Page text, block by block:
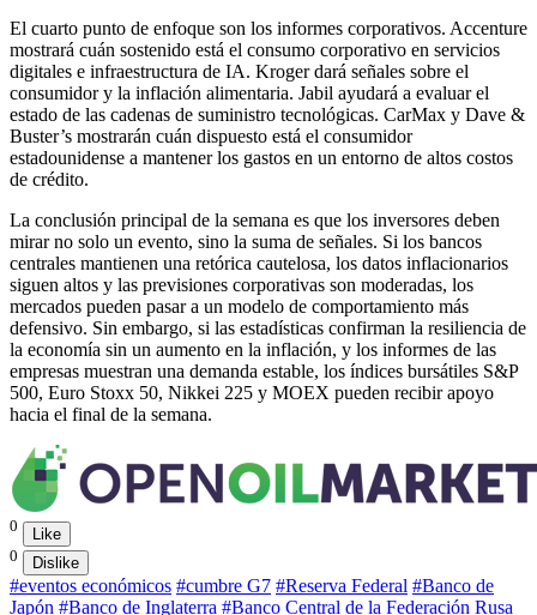
El cuarto punto de enfoque son los informes corporativos. Accenture
mostrará cuán sostenido está el consumo corporativo en servicios
digitales e infraestructura de IA. Kroger dará señales sobre el
consumidor y la inflación alimentaria. Jabil ayudará a evaluar el
estado de las cadenas de suministro tecnológicas. CarMax y Dave &
Buster’s mostrarán cuán dispuesto está el consumidor
estadounidense a mantener los gastos en un entorno de altos costos
de crédito.
La conclusión principal de la semana es que los inversores deben
mirar no solo un evento, sino la suma de señales. Si los bancos
centrales mantienen una retórica cautelosa, los datos inflacionarios
siguen altos y las previsiones corporativas son moderadas, los
mercados pueden pasar a un modelo de comportamiento más
defensivo. Sin embargo, si las estadísticas confirman la resiliencia de
la economía sin un aumento en la inflación, y los informes de las
empresas muestran una demanda estable, los índices bursátiles S&P
500, Euro Stoxx 50, Nikkei 225 y MOEX pueden recibir apoyo
hacia el final de la semana.
0
Like
0
Dislike
#eventos económicos #cumbre G7 #Reserva Federal #Banco de
Japón #Banco de Inglaterra #Banco Central de la Federación Rusa